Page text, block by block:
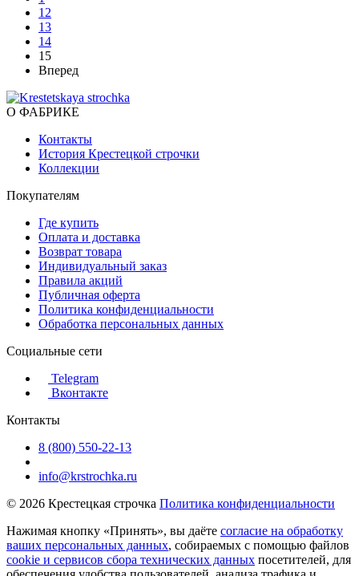
12
13
14
15
Вперед
О ФАБРИКЕ
Контакты
История Крестецкой строчки
Коллекции
Покупателям
Где купить
Оплата и доставка
Возврат товара
Индивидуальный заказ
Правила акций
Публичная оферта
Политика конфиденциальности
Обработка персональных данных
Социальные сети
Telegram
Вконтакте
Контакты
8 (800) 550-22-13
info@krstrochka.ru
© 2026 Крестецкая строчка Политика конфиденциальности
Нажимая кнопку «Принять», вы даёте согласие на обработку
ваших персональных данных, собираемых с помощью файлов
cookie и сервисов сбора технических данных посетителей, для